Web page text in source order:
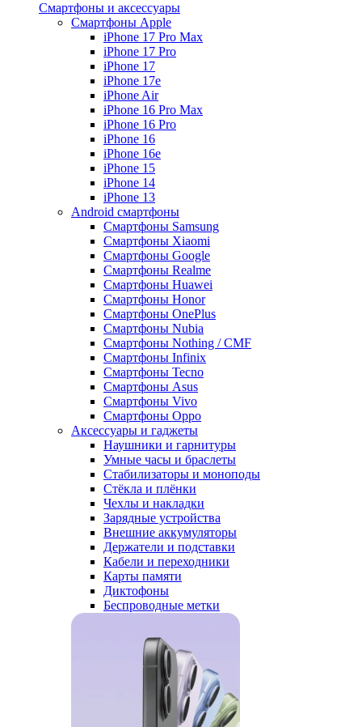
Смартфоны и аксессуары
Смартфоны Apple
iPhone 17 Pro Max
iPhone 17 Pro
iPhone 17
iPhone 17e
iPhone Air
iPhone 16 Pro Max
iPhone 16 Pro
iPhone 16
iPhone 16e
iPhone 15
iPhone 14
iPhone 13
Android cмартфоны
Смартфоны Samsung
Смартфоны Xiaomi
Смартфоны Google
Смартфоны Realme
Смартфоны Huawei
Смартфоны Honor
Смартфоны OnePlus
Смартфоны Nubia
Смартфоны Nothing / CMF
Смартфоны Infinix
Смартфоны Tecno
Смартфоны Asus
Смартфоны Vivo
Смартфоны Oppo
Аксессуары и гаджеты
Наушники и гарнитуры
Умные часы и браслеты
Стабилизаторы и моноподы
Стёкла и плёнки
Чехлы и накладки
Зарядные устройства
Внешние аккумуляторы
Держатели и подставки
Кабели и переходники
Карты памяти
Диктофоны
Беспроводные метки